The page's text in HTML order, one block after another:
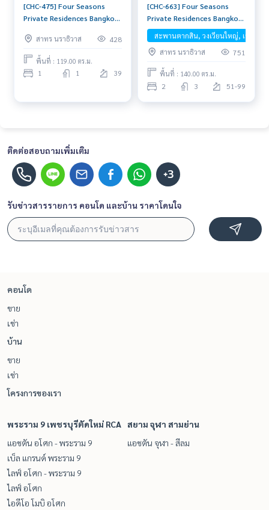
[CHC-475] Four Seasons
Private Residences Bangkok
กรุงเทพมหานคร) :
คอนโดมิเนียมให้เช่า 1 ห้องนอน
ใกล้สะพานตากสิน คอนโดห้อง
สวย ราคาดี
สาทร นราธิวาส 428
พื้นที่ : 119.00 ตร.ม.
1 1 39
[CHC-663] Four Seasons
Private Residences Bangkok
(โฟร์ซีซัน ไพรเวท เรสซิเดนซ์) :
เช่าคอนโดหรู ใกล้ BTSสะพาน
ตากสิน ห้องใหม่ ชั้นสูงอยู่สบาย
วิวแม่น้ำ สวยมาก
สะพานตากสิน, วงเวียนใหญ่, เจริญน
สาทร นราธิวาส
751
พื้นที่ : 140.00 ตร.ม.
2 3 51-99
ติดต่อสอบถามเพิ่มเติม
+3
รับข่าวสารรายการ คอนโด และบ้าน ราคาโดนใจ
คอนโด
ขาย
เช่า
บ้าน
ขาย
เช่า
โครงการของเรา
พระราม 9 เพชรบุรีตัดใหม่ RCA
แอชตัน อโศก - พระราม 9
เบ็ล แกรนด์ พระราม 9
ไลฟ์ อโศก - พระราม 9
ไลฟ์ อโศก
ไอดีโอ โมบิ อโศก
สยาม จุฬา สามย่าน
แอชตัน จุฬา - สีลม